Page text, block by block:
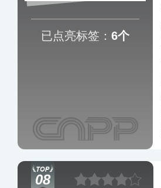
已点亮标签： 6个
08